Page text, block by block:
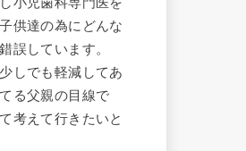
供達の為にどんな
誤しています。
しでも軽減してあ
る父親の目線で
考えて行きたいと